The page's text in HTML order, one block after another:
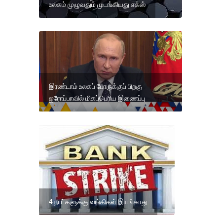
உலகம் முழுவதும் முடங்கியது எக்ஸ்
இரண்டாம் உலகப் போருக்குப் பிறகு
ஐரோப்பாவில் மிகப்பெரிய இணைப்பு
4 நாட்களுக்கு வங்கிகள் இயங்காது